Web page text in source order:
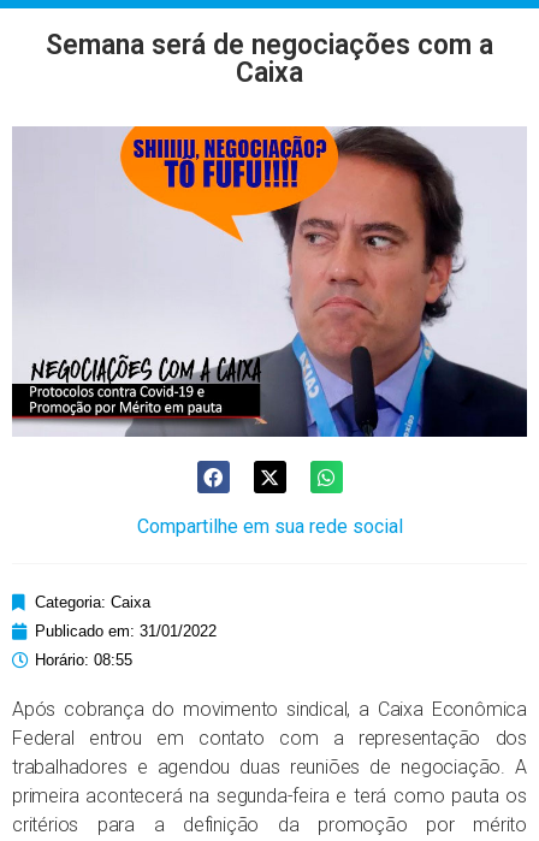
Semana será de negociações com a
Caixa
Compartilhe em sua rede social
Categoria: Caixa
Publicado em: 31/01/2022
Horário: 08:55
Após cobrança do movimento sindical, a Caixa Econômica
Federal entrou em contato com a representação dos
trabalhadores e agendou duas reuniões de negociação. A
primeira acontecerá na segunda-feira e terá como pauta os
critérios para a definição da promoção por mérito